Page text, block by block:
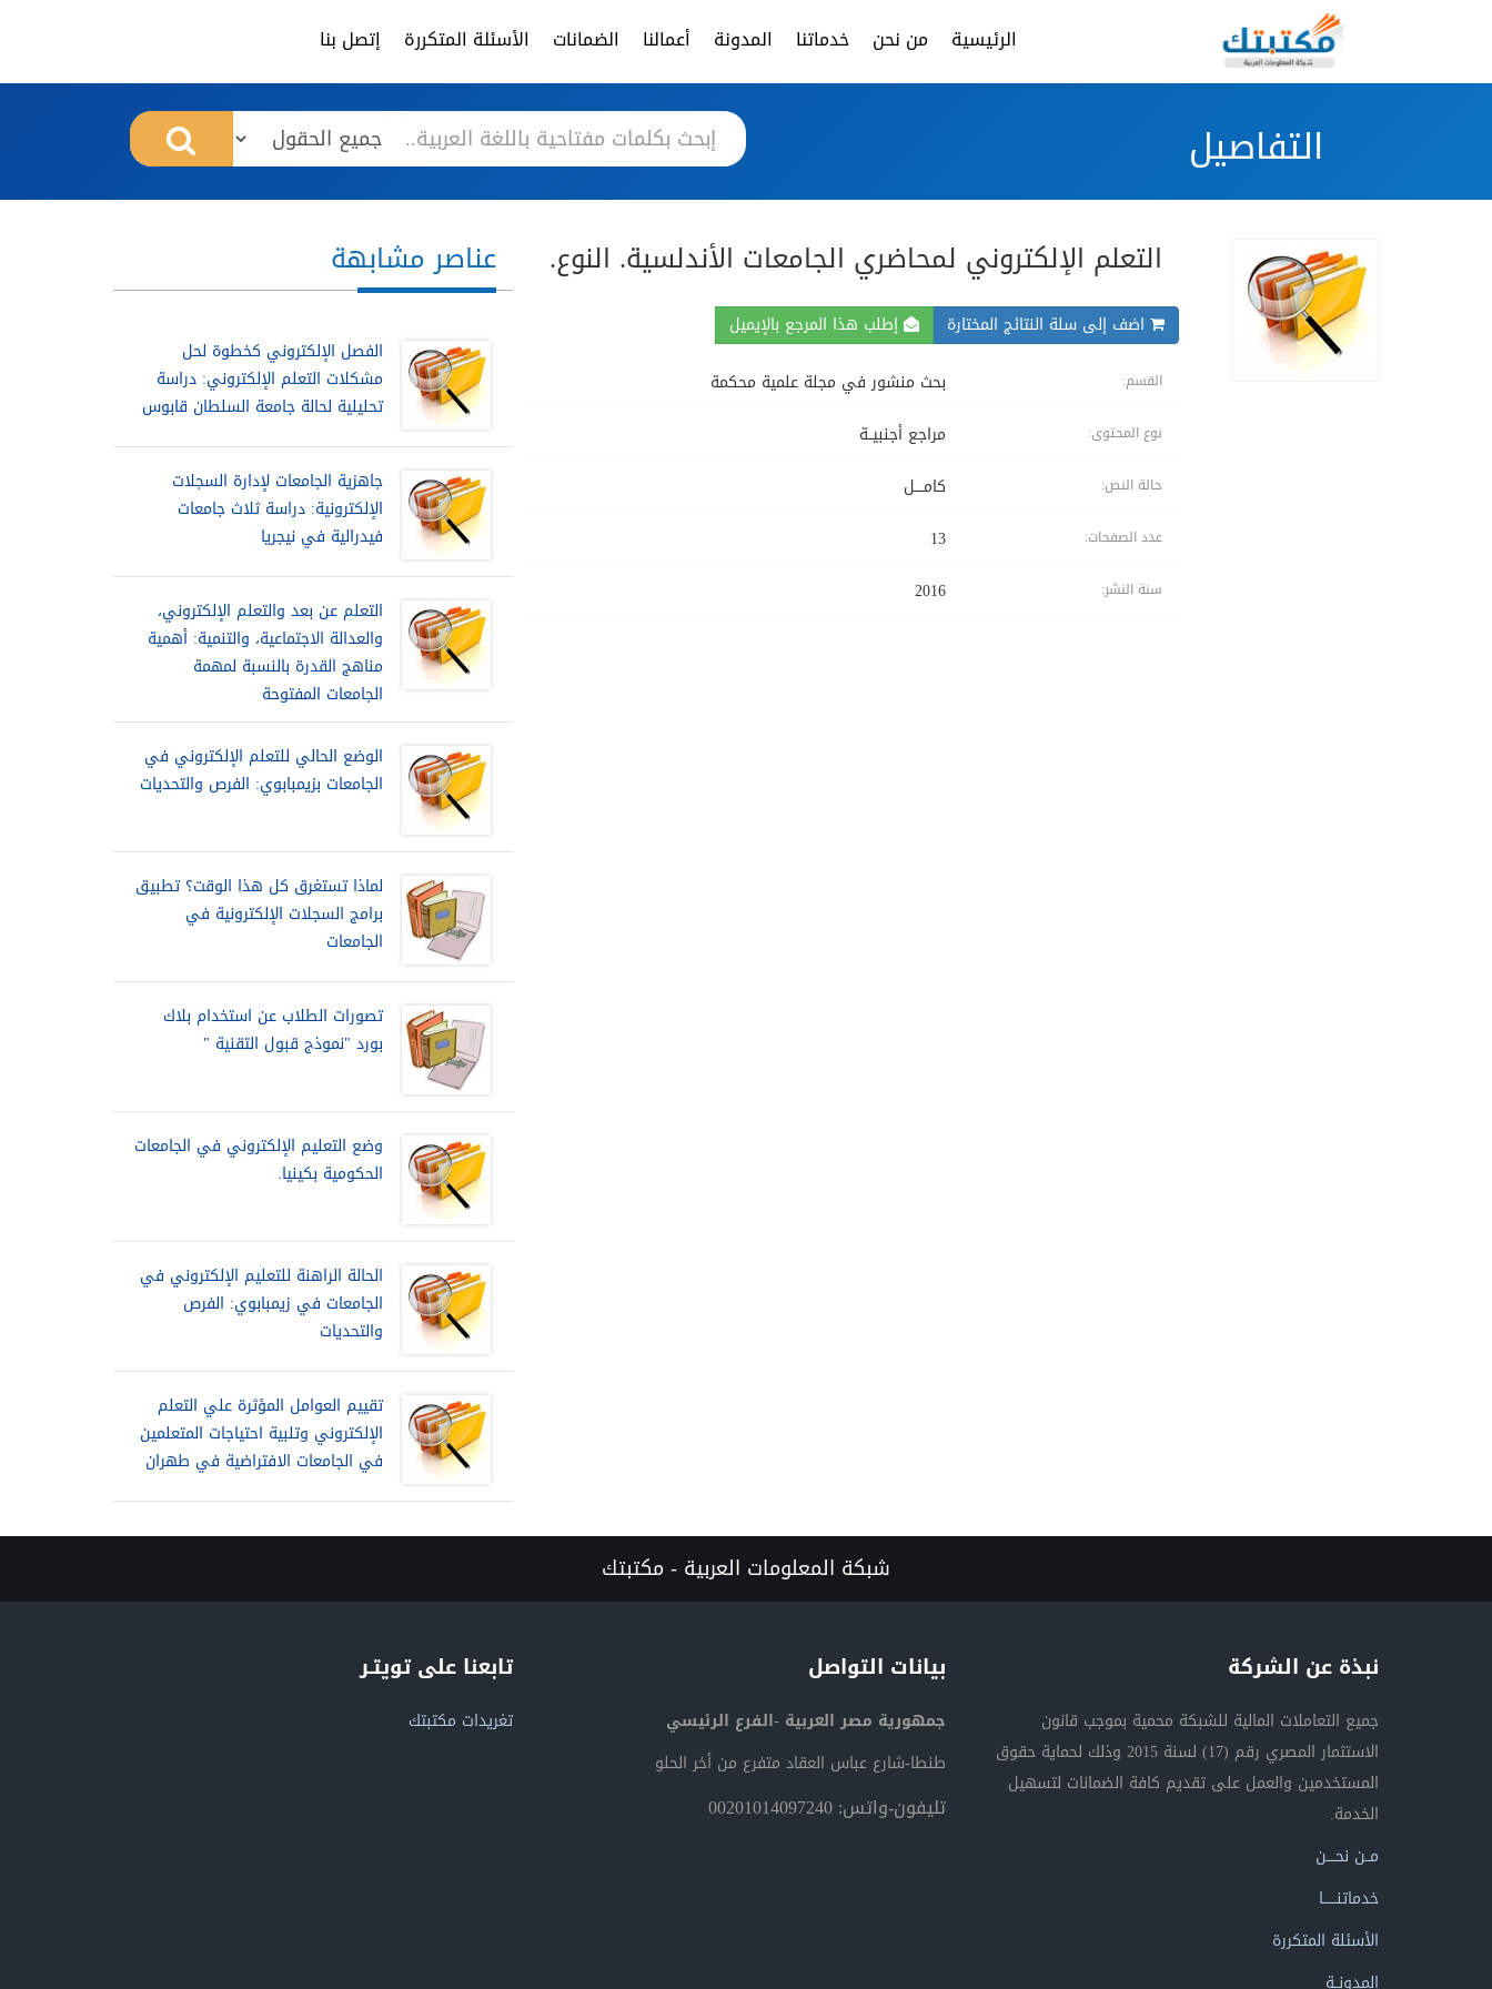
الرئيسية من نحن خدماتنا المدونة أعمالنا الضمانات الأسئلة المتكررة إتصل بنا
التفاصيل
التعلم الإلكتروني لمحاضري الجامعات الأندلسية. النوع.
اضف إلى سلة النتائج المختارة إطلب هذا المرجع بالإيميل
القسم: بحث منشور في مجلة علمية محكمة
نوع المحتوى: مراجع أجنبيــة
حالة النص: كامــــل
عدد الصفحات: 13
سنة النشر: 2016
عناصر مشابهة
الفصل الإلكتروني كخطوة لحل
مشكلات التعلم الإلكتروني: دراسة
تحليلية لحالة جامعة السلطان قابوس
جاهزية الجامعات لإدارة السجلات
الإلكترونية: دراسة ثلاث جامعات
فيدرالية في نيجريا
التعلم عن بعد والتعلم الإلكتروني،
والعدالة الاجتماعية، والتنمية: أهمية
مناهج القدرة بالنسبة لمهمة
الجامعات المفتوحة
الوضع الحالي للتعلم الإلكتروني في
الجامعات بزيمبابوي: الفرص والتحديات
لماذا تستغرق كل هذا الوقت؟ تطبيق
برامج السجلات الإلكترونية في
الجامعات
تصورات الطلاب عن استخدام بلاك
بورد "نموذج قبول التقنية "
وضع التعليم الإلكتروني في الجامعات
الحكومية بكينيا.
الحالة الراهنة للتعليم الإلكتروني في
الجامعات في زيمبابوي: الفرص
والتحديات
تقييم العوامل المؤثرة علي التعلم
الإلكتروني وتلبية احتياجات المتعلمين
في الجامعات الافتراضية في طهران
شبكة المعلومات العربية - مكتبتك
نبذة عن الشركة
جميع التعاملات المالية للشبكة محمية بموجب قانون
الاستثمار المصري رقم (17) لسنة 2015 وذلك لحماية حقوق
المستخدمين والعمل على تقديم كافة الضمانات لتسهيل
الخدمة.
مــن نحــــن
خدماتنــــــا
الأسئلة المتكررة
المدونــة
بيانات التواصل
جمهورية مصر العربية -الفرع الرئيسي
طنطا-شارع عباس العقاد متفرع من أخر الحلو
تليفون-واتس: 00201014097240
تابعنا على تويتـر
تغريدات مكتبتك